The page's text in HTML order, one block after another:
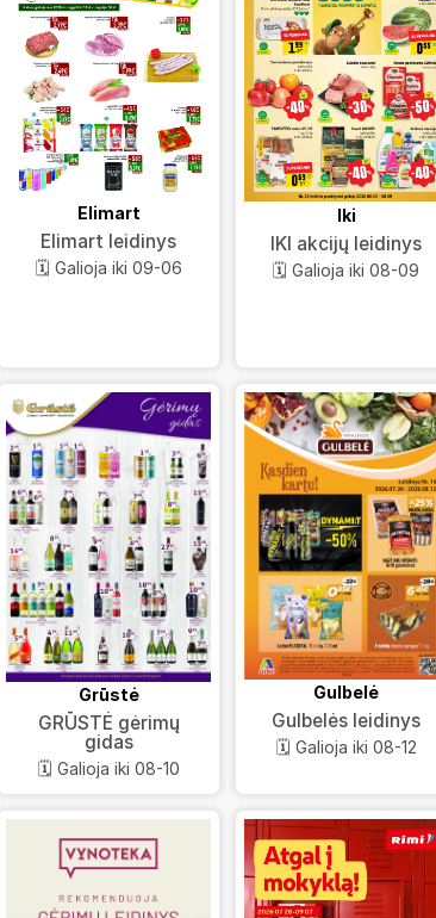
Elimart
Elimart leidinys
🗓️ Galioja iki 09-06
Iki
IKI akcijų leidinys
🗓️ Galioja iki 08-09
Grūstė
GRŪSTĖ gėrimų
gidas
🗓️ Galioja iki 08-10
Gulbelė
Gulbelės leidinys
🗓️ Galioja iki 08-12